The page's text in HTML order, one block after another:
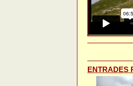
ENTRADES